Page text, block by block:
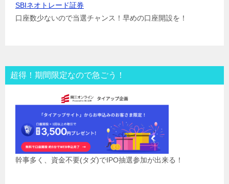
SBIネオトレード証券
口座数少ないので当選チャンス！早めの口座開設を！
超得！期間限定なので急ごう！
幹事多く、資金不要(タダ)でIPO抽選参加が出来る！